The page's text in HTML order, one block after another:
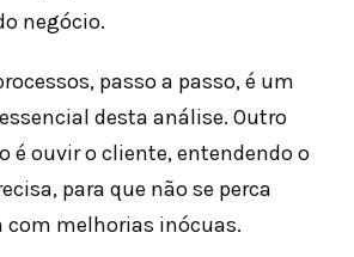
negócio.
passo a passo, é um
desta análise. Outro
é ouvir o cliente, entendendo o
para que não se perca
com melhorias inócuas.